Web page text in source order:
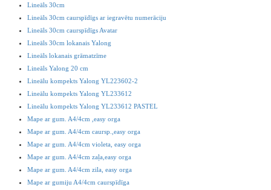
Lineāls 30cm
Lineāls 30cm caurspīdīgs ar iegravētu numerāciju
Lineāls 30cm caurspīdīgs Avatar
Lineāls 30cm lokanais Yalong
Lineāls lokanais grāmatzīme
Lineāls Yalong 20 cm
Lineālu kompekts Yalong YL223602-2
Lineālu kompekts Yalong YL233612
Lineālu kompekts Yalong YL233612 PASTEL
Mape ar gum. A4/4cm ,easy orga
Mape ar gum. A4/4cm caursp.,easy orga
Mape ar gum. A4/4cm violeta, easy orga
Mape ar gum. A4/4cm zaļa,easy orga
Mape ar gum. A4/4cm zila, easy orga
Mape ar gumiju A4/4cm caurspīdīga